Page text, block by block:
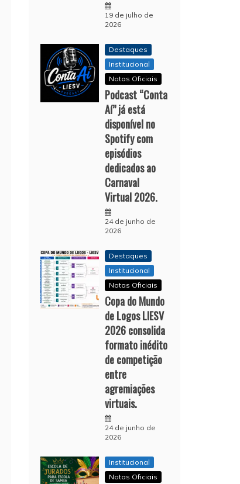
19 de julho de
2026
Destaques
Institucional
Notas Oficiais
Podcast “Conta
Aí” já está
disponível no
Spotify com
episódios
dedicados ao
Carnaval
Virtual 2026.
24 de junho de
2026
Destaques
Institucional
Notas Oficiais
Copa do Mundo
de Logos LIESV
2026 consolida
formato inédito
de competição
entre
agremiações
virtuais.
24 de junho de
2026
Institucional
Notas Oficiais